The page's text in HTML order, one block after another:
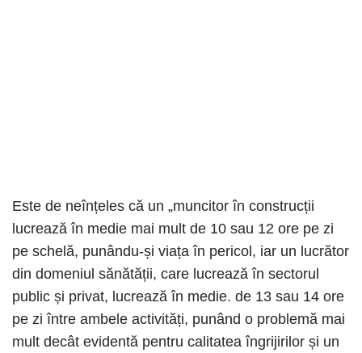
Este de neînțeles că un „muncitor în construcții
lucrează în medie mai mult de 10 sau 12 ore pe zi
pe schelă, punându-și viața în pericol, iar un lucrător
din domeniul sănătății, care lucrează în sectorul
public și privat, lucrează în medie. de 13 sau 14 ore
pe zi între ambele activități, punând o problemă mai
mult decât evidentă pentru calitatea îngrijirilor și un